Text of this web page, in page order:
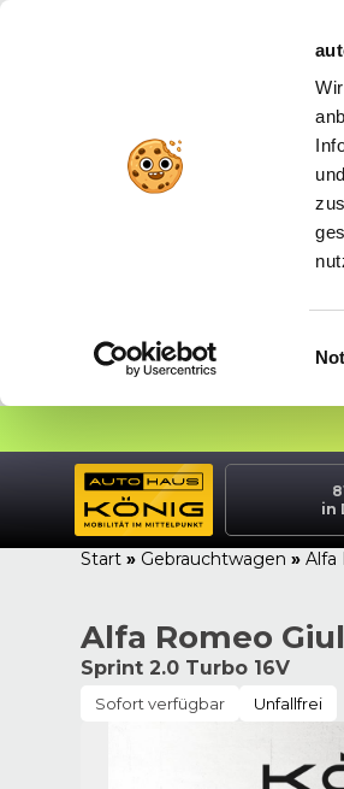
in
Start » Gebrauchtwagen » Alfa
Alfa Romeo
Sprint 2.0 Turbo 16V
Sofort verfügbar Unfallfrei